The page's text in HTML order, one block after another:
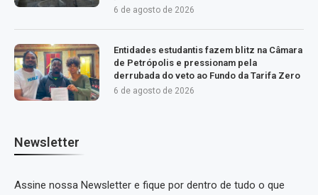
6 de agosto de 2026
Entidades estudantis fazem blitz na Câmara
de Petrópolis e pressionam pela
derrubada do veto ao Fundo da Tarifa Zero
6 de agosto de 2026
Newsletter
Assine nossa Newsletter e fique por dentro de tudo o que